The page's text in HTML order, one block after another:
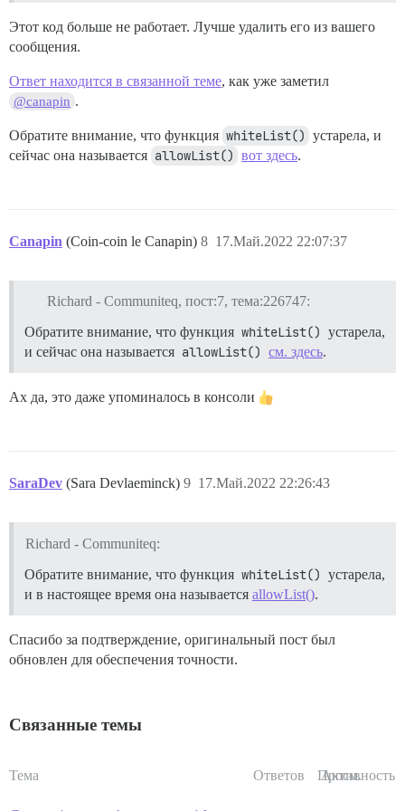
Этот код больше не работает. Лучше удалить его из вашего
сообщения.
Ответ находится в связанной теме, как уже заметил
@canapin .
Обратите внимание, что функция whiteList() устарела, и
сейчас она называется allowList() вот здесь.
Canapin (Coin-coin le Canapin) 17.Май.2022 22:07:37
8
Richard - Communiteq, пост:7, тема:226747:
Обратите внимание, что функция whiteList() устарела,
и сейчас она называется allowList() см. здесь.
Ах да, это даже упоминалось в консоли
SaraDev (Sara Devlaeminck) 17.Май.2022 22:26:43
9
Richard - Communiteq:
Обратите внимание, что функция whiteList() устарела,
и в настоящее время она называется allowList().
Спасибо за подтверждение, оригинальный пост был
обновлен для обеспечения точности.
Связанные темы
Тема Ответов Просм.
Активность